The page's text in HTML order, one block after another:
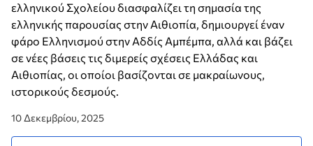
ελληνικού Σχολείου διασφαλίζει τη σημασία της
ελληνικής παρουσίας στην Αιθιοπία, δημιουργεί έναν
φάρο Ελληνισμού στην Αδδίς Αμπέμπα, αλλά και βάζει
σε νέες βάσεις τις διμερείς σχέσεις Ελλάδας και
Αιθιοπίας, οι οποίοι βασίζονται σε μακραίωνους,
ιστορικούς δεσμούς.
10 Δεκεμβρίου, 2025